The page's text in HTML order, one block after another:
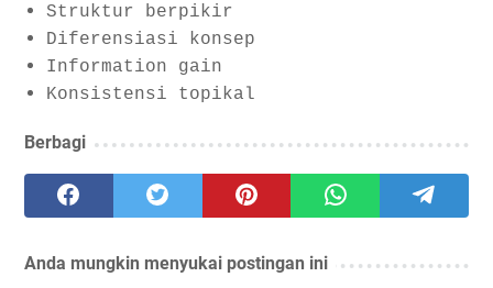
Struktur berpikir
Diferensiasi konsep
Information gain
Konsistensi topikal
Berbagi
Anda mungkin menyukai postingan ini